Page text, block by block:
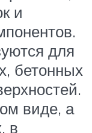
и
для
бетонных
виде, а
в